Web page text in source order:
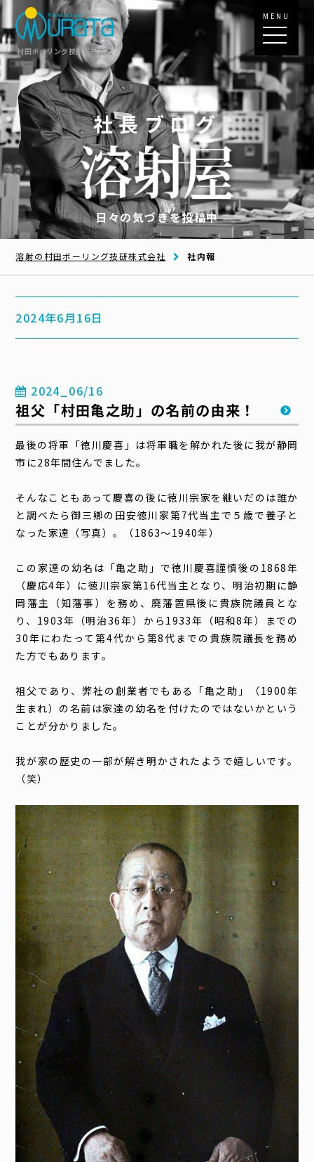
村田ボーリング技研株式会社
MENU
社長ブログ
日々の気づきを投稿中
溶射の村田ボーリング技研株式会社 社内報
2024年6月16日
2024_06/16
祖父「村田亀之助」の名前の由来！
最後の将軍「徳川慶喜」は将軍職を解かれた後に我が静岡
市に28年間住んでました。
そんなこともあって慶喜の後に徳川宗家を継いだのは誰か
と調べたら御三卿の田安徳川家第7代当主で５歳で養子と
なった家達（写真）。（1863〜1940年）
この家達の幼名は「亀之助」で徳川慶喜謹慎後の 1868年
（慶応4年）に徳川宗家第16代当主となり、明治初期に静
岡藩主（知藩事）を務め、廃藩置県後に貴族院議員とな
り、 1903年（明治36年）から 1933年（昭和8年）までの
30年にわたって第4代から第8代までの貴族院議長を務め
た方でもあります。
祖父であり、弊社の創業者でもある「亀之助」（1900年
生まれ）の名前は家達の幼名を付けたのではないかという
ことが分かりました。
我が家の歴史の一部が解き明かされたようで嬉しいです。
（笑）